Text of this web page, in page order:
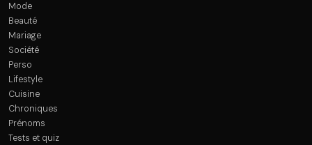
Mode
Beauté
Mariage
Société
Perso
Lifestyle
Cuisine
Chroniques
Prénoms
Tests et quiz